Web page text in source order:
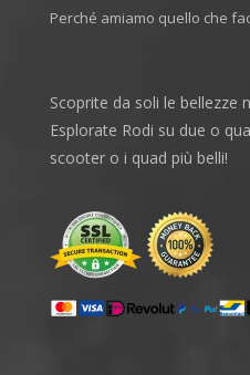
Perché amiamo quello che
Scoprite da soli le bellezze
Esplorate Rodi su due o
scooter o i quad più belli!